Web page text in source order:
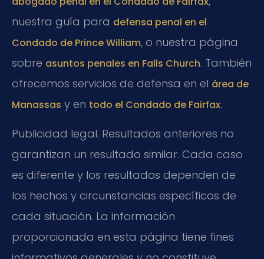
nuestra guía para defensa penal en el
Condado de Prince William, o nuestra página
sobre asuntos penales en Falls Church. También
ofrecemos servicios de defensa en el área de
Manassas y en todo el Condado de Fairfax.
Publicidad legal. Resultados anteriores no
garantizan un resultado similar. Cada caso
es diferente y los resultados dependen de
los hechos y circunstancias específicos de
cada situación. La información
proporcionada en esta página tiene fines